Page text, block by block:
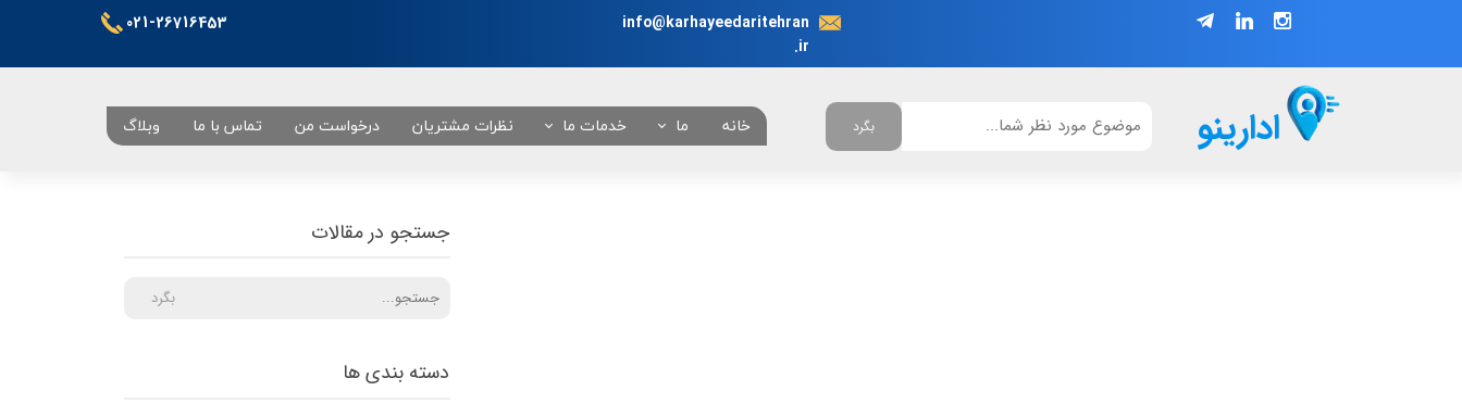
021-26716453
info@karhayeedaritehran
.ir
ادارینو خانه ما خدمات ما نظرات مشتریان درخواست من تماس با ما وبلاگ بگرد
دسته بندی ها
جستجو در مقالات
بگرد